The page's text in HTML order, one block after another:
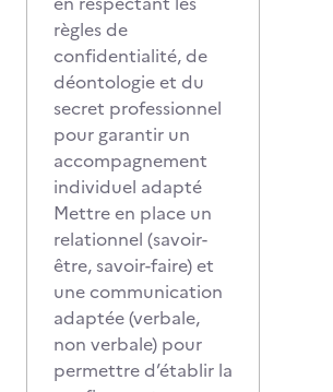
règles de
confidentialité, de
déontologie et du
secret professionnel
pour garantir un
accompagnement
individuel adapté
Mettre en place un
relationnel (savoir-
être, savoir-faire) et
une communication
adaptée (verbale,
non verbale) pour
permettre d’établir la